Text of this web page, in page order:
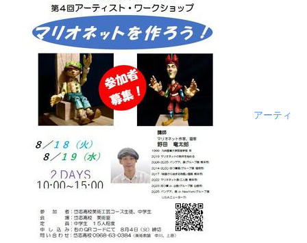
アーティ